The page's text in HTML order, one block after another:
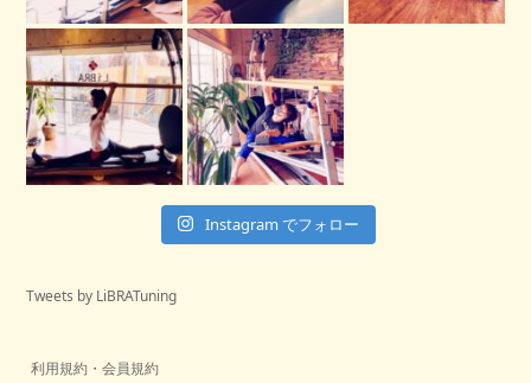
Instagram でフォロー
Tweets by LiBRATuning
利用規約・会員規約